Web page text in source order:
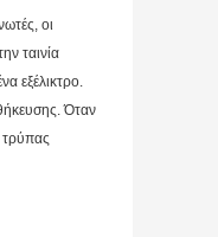
οι
ταινία
εξέλικτρο.
Όταν
τρύπας